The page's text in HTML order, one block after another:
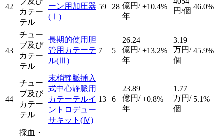
42
カテー
テル
ーン用加圧器
(Ⅰ)
59 28 億円/
年
+10.4%
円/個 46.0%
43
チュー
ブ及び
カテー
テル
長期的使用胆
管用カテーテ
ル(Ⅲ)
7 5
26.24
億円/
年
+13.2%
3.19
万円/
個
45.9%
44
チュー
ブ及び
カテー
テル
末梢静脈挿入
式中心静脈用
カテーテルイ
ントロデュー
サキット (Ⅳ)
13 6
23.89
億円/
年
+0.8%
1.77
万円/
個
5.1%
採血・